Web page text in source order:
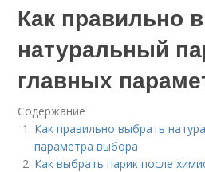
Как правильно
натуральный
главных
Содержание
Как правильно выбрать
параметра выбора
Как выбрать парик после